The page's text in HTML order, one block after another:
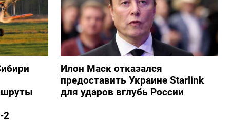
2
Илон Маск отказался
предоставить Украине Starlink
для ударов вглубь России